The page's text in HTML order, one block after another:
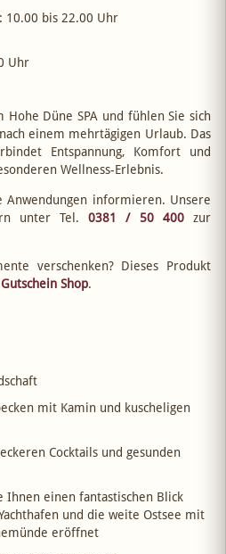
10.00 bis 22.00 Uhr
Uhr
Hohe Düne SPA und fühlen Sie sich
einem mehrtägigen Urlaub. Das
Entspannung, Komfort und
Wellness-Erlebnis.
Anwendungen informieren. Unsere
unter Tel.0381 / 50 400zur
verschenken? Dieses Produkt
Gutschein Shop.
mit Kamin und kuscheligen
Cocktails und gesunden
Ihnen einen fantastischen Blick
und die weite Ostsee mit
eröffnet